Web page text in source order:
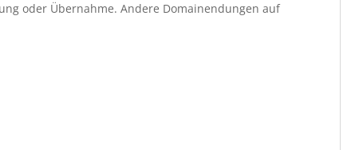
oder Übernahme. Andere Domainendungen auf